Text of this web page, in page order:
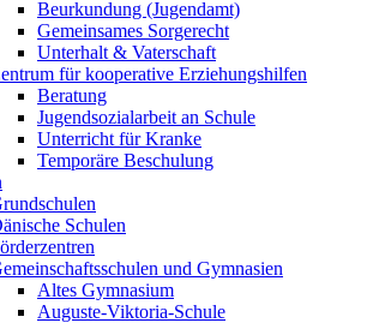
Beurkundung (Jugendamt)
Gemeinsames Sorgerecht
Unterhalt & Vaterschaft
für kooperative Erziehungshilfen
Beratung
Jugendsozialarbeit an Schule
Unterricht für Kranke
Temporäre Beschulung
Schulen
und Gymnasien
Altes Gymnasium
Auguste-Viktoria-Schule